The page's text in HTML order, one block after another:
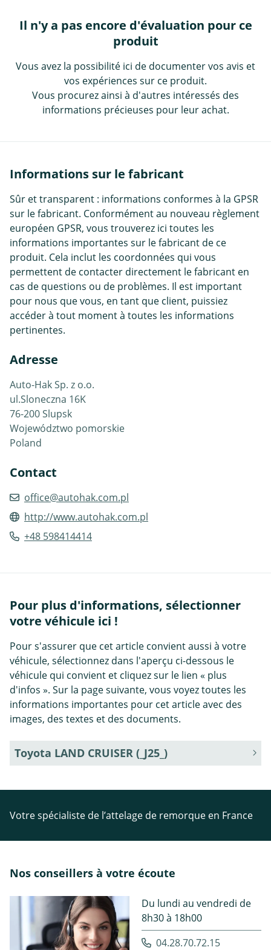
Il n'y a pas encore d'évaluation pour ce
produit
Vous avez la possibilité ici de documenter vos avis et
vos expériences sur ce produit.
Vous procurez ainsi à d'autres intéressés des
informations précieuses pour leur achat.
Informations sur le fabricant
Sûr et transparent : informations conformes à la GPSR
sur le fabricant. Conformément au nouveau règlement
européen GPSR, vous trouverez ici toutes les
informations importantes sur le fabricant de ce
produit. Cela inclut les coordonnées qui vous
permettent de contacter directement le fabricant en
cas de questions ou de problèmes. Il est important
pour nous que vous, en tant que client, puissiez
accéder à tout moment à toutes les informations
pertinentes.
Adresse
Auto-Hak Sp. z o.o.
ul.Sloneczna 16K
76-200 Slupsk
Województwo pomorskie
Poland
Contact
office@autohak.com.pl
http://www.autohak.com.pl
+48 598414414
Pour plus d'informations, sélectionner
votre véhicule ici !
Pour s'assurer que cet article convient aussi à votre
véhicule, sélectionnez dans l'aperçu ci-dessous le
véhicule qui convient et cliquez sur le lien « plus
d'infos ». Sur la page suivante, vous voyez toutes les
informations importantes pour cet article avec des
images, des textes et des documents.
Toyota LAND CRUISER (_J25_)
Votre spécialiste de l’attelage de remorque en France
Nos conseillers à votre écoute
Du lundi au vendredi de
8h30 à 18h00
04.28.70.72.15